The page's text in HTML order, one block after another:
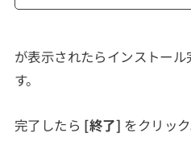
が表示されたらインストー
す。
完了したら [終了] をクリック